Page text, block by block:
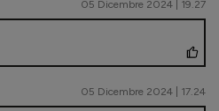
05 Dicembre 2024 | 19.27
05 Dicembre 2024 | 17.24